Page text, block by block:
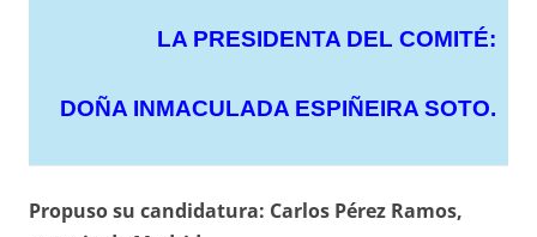
LA PRESIDENTA DEL COMITÉ:
DOÑA INMACULADA ESPIÑEIRA SOTO.
Propuso su candidatura: Carlos Pérez Ramos,